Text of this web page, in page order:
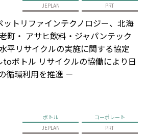
JEPLAN
PRT
ットリファインテクノロジー、北海
町・ アサヒ飲料・ジャパンテック
平リサイクルの実施に関する協定
ボトル リサイクルの協働により日
循環利用を推進 －
ボトル
コーポレート
JEPLAN
PRT